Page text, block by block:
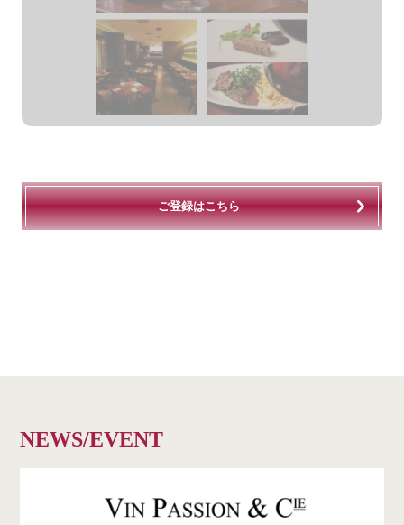
ご登録はこちら
NEWS/EVENT